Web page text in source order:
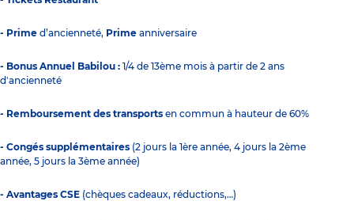
- Prime d’ancienneté, Prime anniversaire
- Bonus Annuel Babilou : 1/4 de 13ème mois à partir de 2 ans
d'ancienneté
- Remboursement des transports en commun à hauteur de 60%
- Congés supplémentaires (2 jours la 1ère année, 4 jours la 2ème
année, 5 jours la 3ème année)
- Avantages CSE (chèques cadeaux, réductions,…)